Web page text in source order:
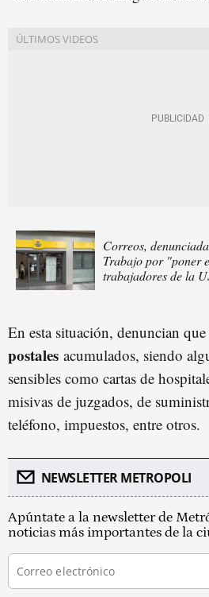
Correos,
Trabajo por "poner
trabajadores de la
En esta situación, denuncian que
postales acumulados, siendo
sensibles como cartas de
misivas de juzgados, de
teléfono, impuestos, entre otros.
NEWSLETTER METROPOLI
Apúntate a la newsletter de
noticias más importantes de la